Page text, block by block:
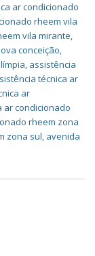
ar condicionado
rheem vila
vila mirante,
conceição,
, assistência
técnica ar
ar
ar condicionado
rheem zona
zona sul, avenida